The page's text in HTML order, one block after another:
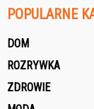
POPULARNE
DOM
ROZRYWKA
ZDROWIE